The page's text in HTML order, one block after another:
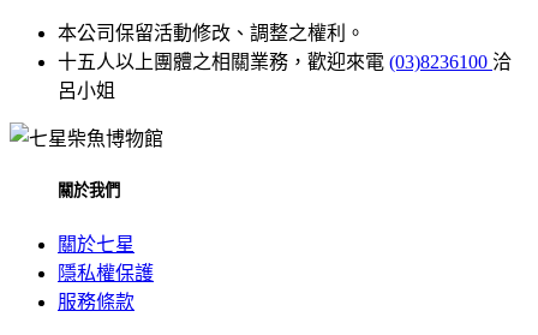
本公司保留活動修改、調整之權利。
十五人以上團體之相關業務，歡迎來電 (03)8236100 洽
呂小姐
關於我們
關於七星
隱私權保護
服務條款